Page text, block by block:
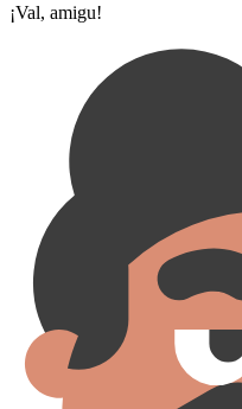
¡Val, amigu!